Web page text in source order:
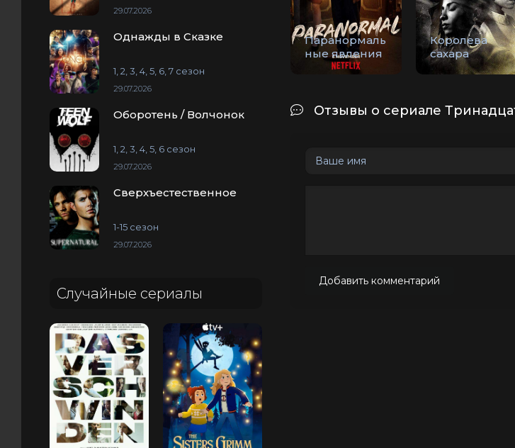
29.07.2026
Однажды в Сказке
1, 2, 3, 4, 5, 6, 7 сезон
29.07.2026
Оборотень / Волчонок
1, 2, 3, 4, 5, 6 сезон
29.07.2026
Сверхъестественное
1-15 сезон
29.07.2026
Случайные сериалы
Паранормаль
ные явления
Королева
сахара
Отзывы о сериале
Добавить комментарий